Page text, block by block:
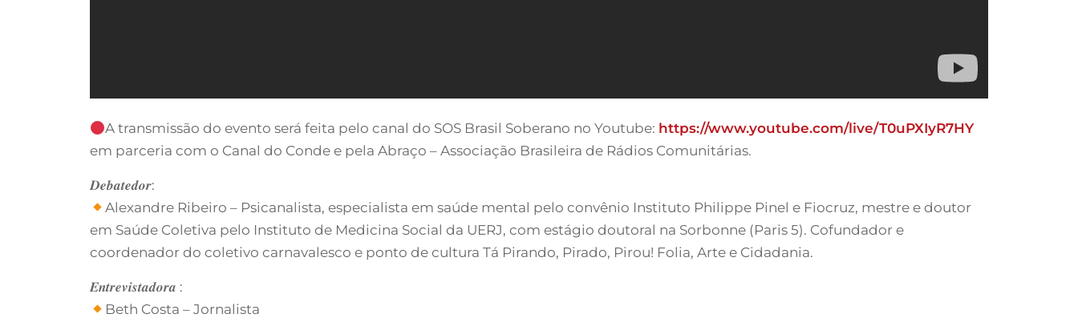
A transmissão do evento será feita pelo canal do SOS Brasil Soberano no Youtube: https://www.youtube.com/live/T0uPXIyR7HY
em parceria com o Canal do Conde e pela Abraço – Associação Brasileira de Rádios Comunitárias.
𝑫𝒆𝒃𝒂𝒕𝒆𝒅𝒐𝒓:
Alexandre Ribeiro – Psicanalista, especialista em saúde mental pelo convênio Instituto Philippe Pinel e Fiocruz, mestre e doutor
em Saúde Coletiva pelo Instituto de Medicina Social da UERJ, com estágio doutoral na Sorbonne (Paris 5). Cofundador e
coordenador do coletivo carnavalesco e ponto de cultura Tá Pirando, Pirado, Pirou! Folia, Arte e Cidadania.
𝑬𝒏𝒕𝒓𝒆𝒗𝒊𝒔𝒕𝒂𝒅𝒐𝒓𝒂 :
Beth Costa – Jornalista